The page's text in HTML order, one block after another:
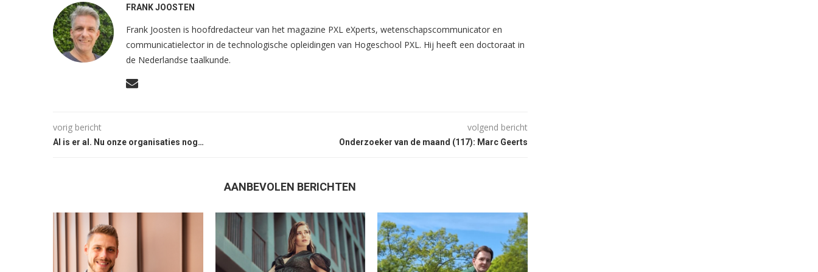
FRANK JOOSTEN
Frank Joosten is hoofdredacteur van het magazine PXL eXperts, wetenschapscommunicator en
communicatielector in de technologische opleidingen van Hogeschool PXL. Hij heeft een doctoraat in
de Nederlandse taalkunde.
vorig bericht
AI is er al. Nu onze organisaties nog…
volgend bericht
Onderzoeker van de maand (117): Marc Geerts
AANBEVOLEN BERICHTEN